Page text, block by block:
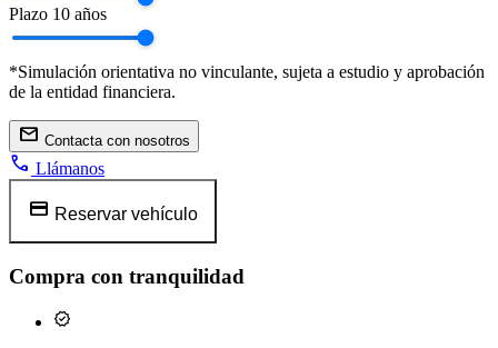
Plazo 10 años
*Simulación orientativa no vinculante, sujeta a estudio y aprobación
de la entidad financiera.
mail Contacta con nosotros
call Llámanos
credit_card Reservar vehículo
Compra con tranquilidad
verified